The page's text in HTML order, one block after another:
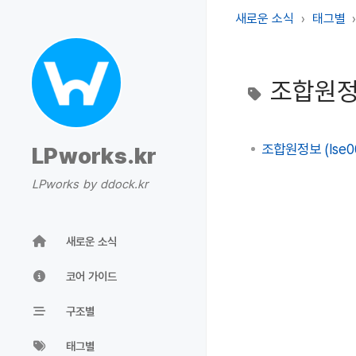
LPworks.kr
LPworks by ddock.kr
새로운 소식
코어 가이드
구조별
태그별
새로운 소식 태그별
조합원
조합원정보